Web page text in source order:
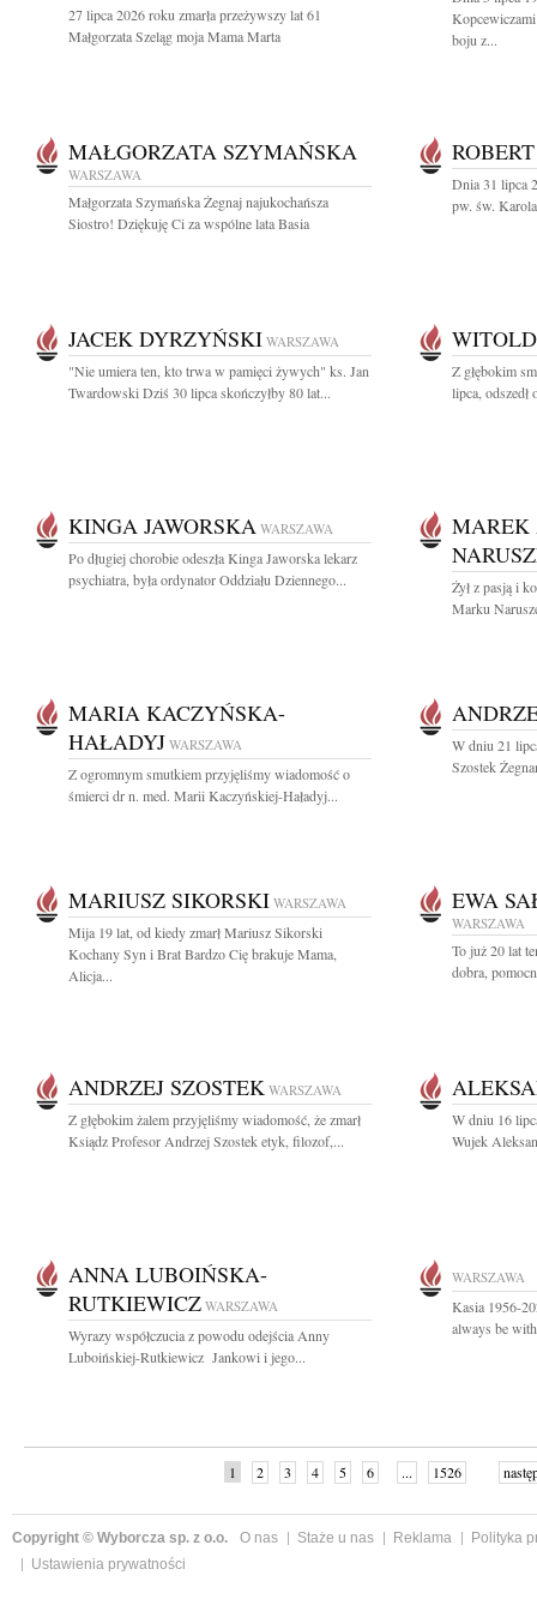
27 lipca 2026 roku zmarła przeżywszy lat 61
Małgorzata Szeląg moja Mama Marta
boju z...
MAŁGORZATA SZYMAŃSKA
WARSZAWA
Małgorzata Szymańska Żegnaj najukochańsza
Siostro! Dziękuję Ci za wspólne lata Basia
Dnia 31 lipca
pw. św.
JACEK DYRZYŃSKI WARSZAWA
"Nie umiera ten, kto trwa w pamięci żywych" ks. Jan
Twardowski Dziś 30 lipca skończyłby 80 lat...
Z głębokim
lipca,
KINGA JAWORSKA WARSZAWA
Po długiej chorobie odeszła Kinga Jaworska lekarz
psychiatra, była ordynator Oddziału Dziennego...
MAREK
Żył z pasją i
Marku
MARIA KACZYŃSKA-
HAŁADYJ WARSZAWA
Z ogromnym smutkiem przyjęliśmy wiadomość o
śmierci dr n. med. Marii Kaczyńskiej-Haładyj...
W dniu 21
Szostek
MARIUSZ SIKORSKI WARSZAWA
Mija 19 lat, od kiedy zmarł Mariusz Sikorski
Kochany Syn i Brat Bardzo Cię brakuje Mama,
Alicja...
EWA
WARSZAWA
To już 20 lat
dobra,
ANDRZEJ SZOSTEK WARSZAWA
Z głębokim żalem przyjęliśmy wiadomość, że zmarł
Ksiądz Profesor Andrzej Szostek etyk, filozof,...
W dniu 16
Wujek
ANNA LUBOIŃSKA-
RUTKIEWICZ WARSZAWA
Wyrazy współczucia z powodu odejścia Anny
Luboińskiej-Rutkiewicz Jankowi i jego...
WARSZAWA
Kasia 1956-
always be
1 2 3 4 5 6 ... 1526
Copyright © Wyborcza sp. z o.o. O nas Staże u nas Reklama
Polityka
Ustawienia prywatności